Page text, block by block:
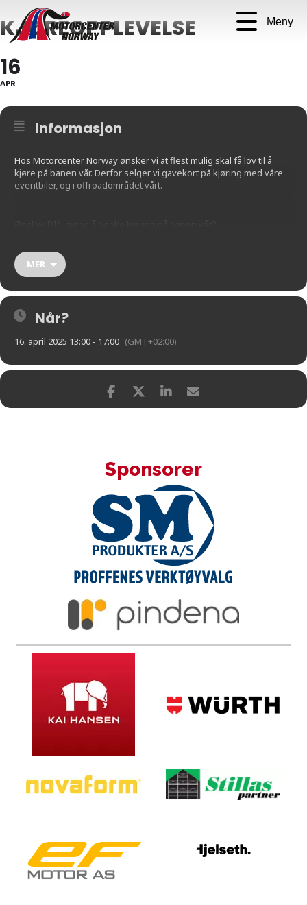
Meny
KJØREOPPLEVELSE
16
APR
Informasjon
Hos Motorcenter Norway ønsker vi at flest mulig skal få lov til å
kjøre på banen vår. Derfor selger vi gavekort på kjøring med våre
eventbiler, og i offroadområdet vårt.
Mer informasjon finner du her:
https://motorcenternorway.pameldingssystem.no/gavekort-
kjoreopplevelse-2024
MER
Når?
16. april 2025 13:00 - 17:00 (GMT+02:00)
Sponsorer